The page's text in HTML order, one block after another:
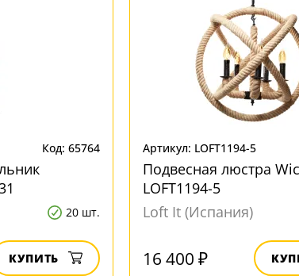
Код: 65764
20 шт.
КУПИТЬ
Артикул: LOFT1194-5
Подвесная люстра
LOFT1194-5
Loft It (Испания)
16 400 ₽